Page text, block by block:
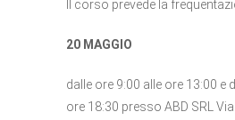
Il corso prevede la
20 MAGGIO
dalle ore 9:00 alle ore 13:00 e
ore 18:30 presso ABD SRL